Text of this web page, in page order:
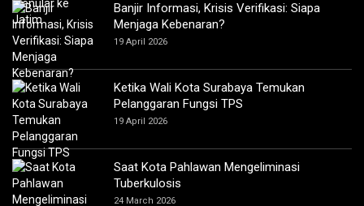
Banjir Informasi, Krisis Verifikasi: Siapa
Menjaga Kebenaran?
19 April 2026
Ketika Wali Kota Surabaya Temukan
Pelanggaran Fungsi TPS
19 April 2026
Saat Kota Pahlawan Mengeliminasi
Tuberkulosis
24 March 2026